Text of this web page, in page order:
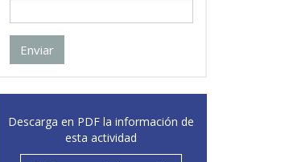
Enviar
Descarga en PDF la información de
esta actividad